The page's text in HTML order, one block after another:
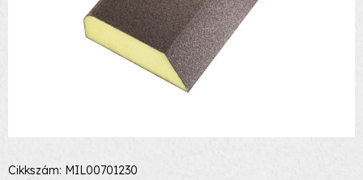
Cikkszám: MIL00701230